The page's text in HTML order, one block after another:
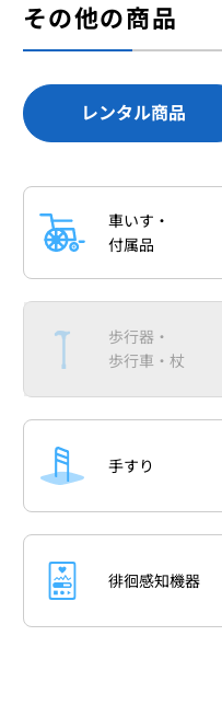
その他の商品
レンタル商品
車いす・
付属品
歩行器・
歩行車・杖
手すり
徘徊感知機器